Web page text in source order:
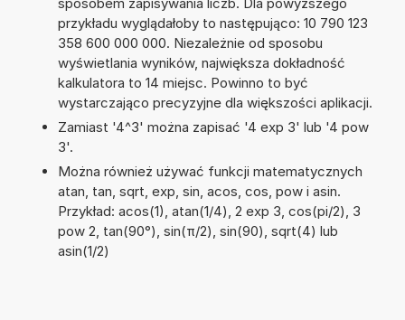
przykładu wyglądałoby to następująco: 10 790 123
358 600 000 000. Niezależnie od sposobu
wyświetlania wyników, największa dokładność
kalkulatora to 14 miejsc. Powinno to być
wystarczająco precyzyjne dla większości aplikacji.
Zamiast '4^3' można zapisać '4 exp 3' lub '4 pow
3'.
Można również używać funkcji matematycznych
atan, tan, sqrt, exp, sin, acos, cos, pow i asin.
Przykład: acos(1), atan(1/4), 2 exp 3, cos(pi/2), 3
pow 2, tan(90°), sin(π/2), sin(90), sqrt(4) lub
asin(1/2)